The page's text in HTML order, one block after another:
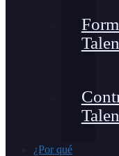
¿Por qué